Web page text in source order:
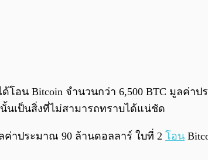
อน Bitcoin จำนวนกว่า 6,500 BTC มูลค่า
นั้นเป็นสิ่งที่ไม่สามารถทราบได้แน่ชัด
ค่าประมาณ 90 ล้านดอลลาร์ ใบที่ 2 โอน